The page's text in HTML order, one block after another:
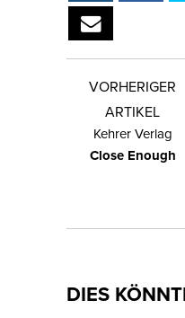
VORHERIGER
ARTIKEL
Kehrer Verlag
Close Enough
DIES